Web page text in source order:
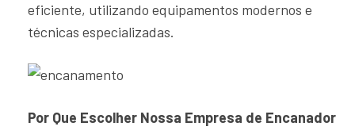
eficiente, utilizando equipamentos modernos e
técnicas especializadas.
Por Que Escolher Nossa Empresa de Encanador